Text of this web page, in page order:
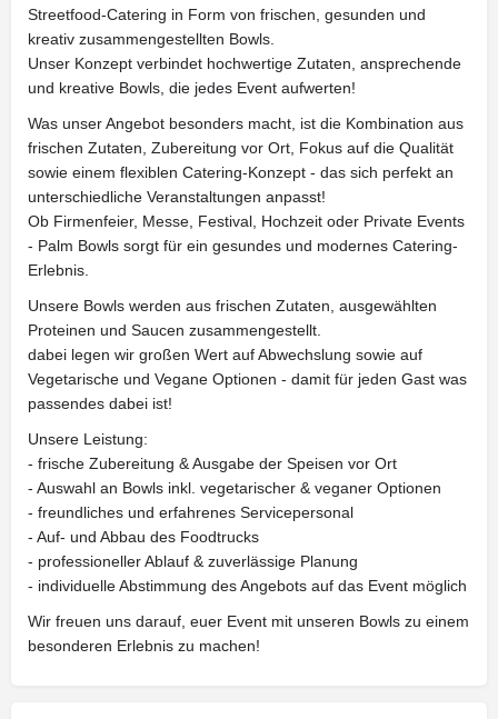
Streetfood-Catering in Form von frischen, gesunden und
kreativ zusammengestellten Bowls.
Unser Konzept verbindet hochwertige Zutaten, ansprechende
und kreative Bowls, die jedes Event aufwerten!
Was unser Angebot besonders macht, ist die Kombination aus
frischen Zutaten, Zubereitung vor Ort, Fokus auf die Qualität
sowie einem flexiblen Catering-Konzept - das sich perfekt an
unterschiedliche Veranstaltungen anpasst!
Ob Firmenfeier, Messe, Festival, Hochzeit oder Private Events
- Palm Bowls sorgt für ein gesundes und modernes Catering-
Erlebnis.
Unsere Bowls werden aus frischen Zutaten, ausgewählten
Proteinen und Saucen zusammengestellt.
dabei legen wir großen Wert auf Abwechslung sowie auf
Vegetarische und Vegane Optionen - damit für jeden Gast was
passendes dabei ist!
Unsere Leistung:
- frische Zubereitung & Ausgabe der Speisen vor Ort
- Auswahl an Bowls inkl. vegetarischer & veganer Optionen
- freundliches und erfahrenes Servicepersonal
- Auf- und Abbau des Foodtrucks
- professioneller Ablauf & zuverlässige Planung
- individuelle Abstimmung des Angebots auf das Event möglich
Wir freuen uns darauf, euer Event mit unseren Bowls zu einem
besonderen Erlebnis zu machen!